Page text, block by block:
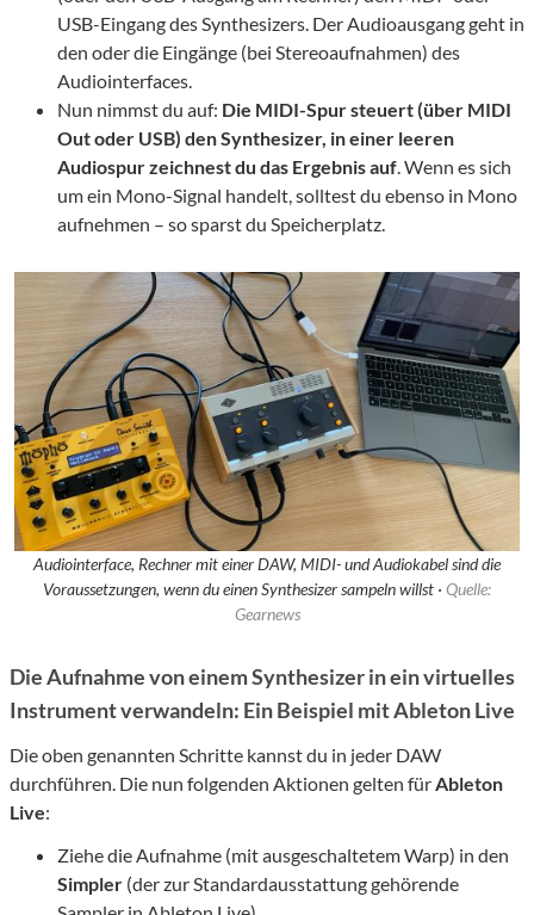
USB-Eingang des Synthesizers. Der Audioausgang geht in
den oder die Eingänge (bei Stereoaufnahmen) des
Audiointerfaces.
Nun nimmst du auf: Die MIDI-Spur steuert(über MIDI
Out oder USB) den Synthesizer, in einer leeren
Audiospur zeichnest du das Ergebnis auf. Wenn es sich
um ein Mono-Signal handelt, solltest du ebenso in Mono
aufnehmen – so sparst du Speicherplatz.
Audiointerface, Rechner mit einer DAW, MIDI- und Audiokabel sind die
Voraussetzungen, wenn du einen Synthesizer sampeln willst · Quelle:
Gearnews
Die Aufnahme von einem Synthesizer in ein virtuelles
Instrument verwandeln: Ein Beispiel mit Ableton Live
Die oben genannten Schritte kannst du in jeder DAW
durchführen. Die nun folgenden Aktionen gelten fürAbleton
Live:
Ziehe die Aufnahme (mit ausgeschaltetem Warp) in den
Simpler (der zur Standardausstattung gehörende